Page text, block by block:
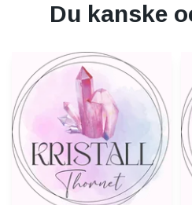
Du kanske